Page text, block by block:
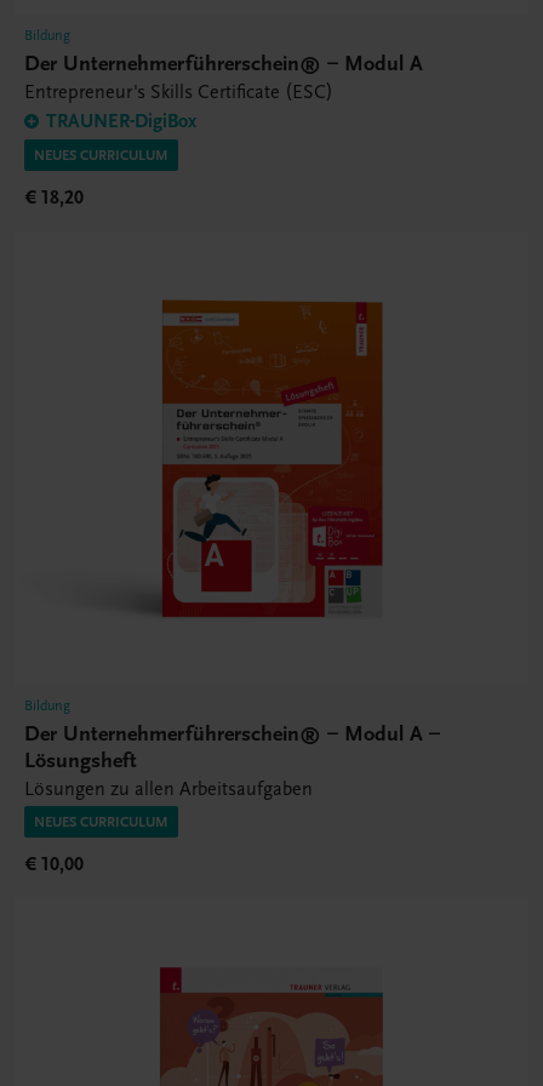
Bildung
Der Unternehmerführerschein® – Modul A
Entrepreneur's Skills Certificate (ESC)
TRAUNER-DigiBox
NEUES CURRICULUM
€ 18,20
Bildung
Der Unternehmerführerschein® – Modul A –
Lösungsheft
Lösungen zu allen Arbeitsaufgaben
NEUES CURRICULUM
€ 10,00